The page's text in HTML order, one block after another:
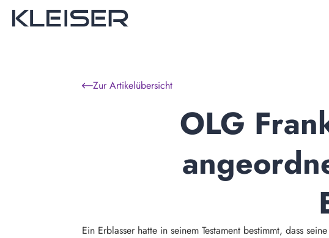
Zur Artikelübersicht
OLG
Ein Erblasser hatte in seinem Testament bestimmt, dass